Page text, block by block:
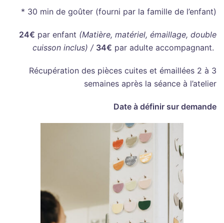
* 30 min de goûter (fourni par la famille de l’enfant)
24€ par enfant (Matière, matériel, émaillage, double
cuisson inclus) / 34€ par adulte accompagnant.
Récupération des pièces cuites et émaillées 2 à 3
semaines après la séance à l’atelier
Date à définir sur demande